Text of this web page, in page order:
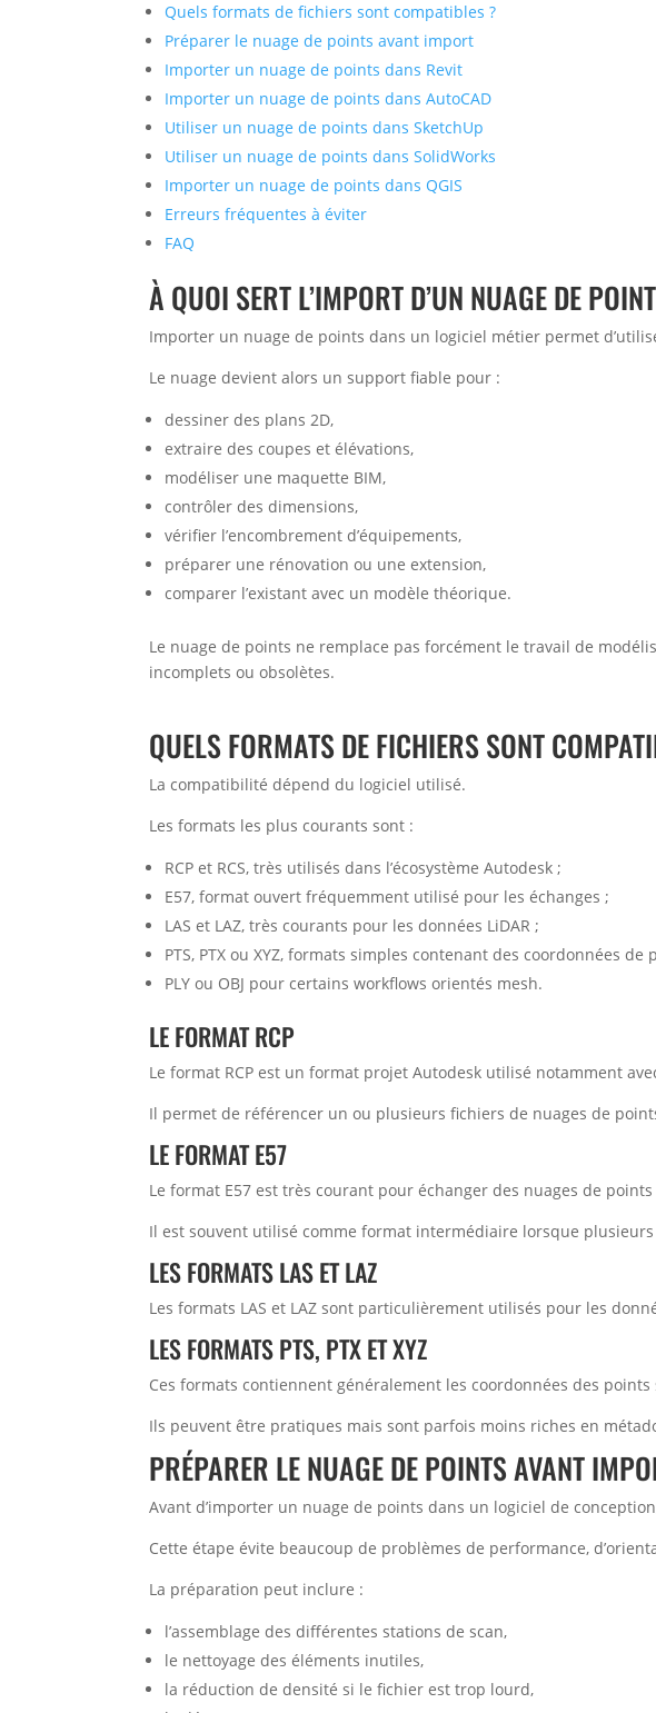
Quels formats de fichiers sont compatibles ?
Préparer le nuage de points avant import
Importer un nuage de points dans Revit
Importer un nuage de points dans AutoCAD
Utiliser un nuage de points dans SketchUp
Utiliser un nuage de points dans SolidWorks
Importer un nuage de points dans QGIS
Erreurs fréquentes à éviter
FAQ
À QUOI SERT L’IMPORT D’UN NUAGE DE
Importer un nuage de points dans un logiciel métier permet
Le nuage devient alors un support fiable pour :
dessiner des plans 2D,
extraire des coupes et élévations,
modéliser une maquette BIM,
contrôler des dimensions,
vérifier l’encombrement d’équipements,
préparer une rénovation ou une extension,
comparer l’existant avec un modèle théorique.
Le nuage de points ne remplace pas forcément le travail de
incomplets ou obsolètes.
QUELS FORMATS DE FICHIERS SONT
La compatibilité dépend du logiciel utilisé.
Les formats les plus courants sont :
RCP et RCS, très utilisés dans l’écosystème Autodesk ;
E57, format ouvert fréquemment utilisé pour les échanges ;
LAS et LAZ, très courants pour les données LiDAR ;
PTS, PTX ou XYZ, formats simples contenant des coordonnées de
PLY ou OBJ pour certains workflows orientés mesh.
LE FORMAT RCP
Le format RCP est un format projet Autodesk utilisé notamment
Il permet de référencer un ou plusieurs fichiers de nuages de
LE FORMAT E57
Le format E57 est très courant pour échanger des nuages de
Il est souvent utilisé comme format intermédiaire lorsque
LES FORMATS LAS ET LAZ
Les formats LAS et LAZ sont particulièrement utilisés pour les
LES FORMATS PTS, PTX ET XYZ
Ces formats contiennent généralement les coordonnées des
Ils peuvent être pratiques mais sont parfois moins riches en
PRÉPARER LE NUAGE DE POINTS AVANT
Avant d’importer un nuage de points dans un logiciel de
Cette étape évite beaucoup de problèmes de performance,
La préparation peut inclure :
l’assemblage des différentes stations de scan,
le nettoyage des éléments inutiles,
la réduction de densité si le fichier est trop lourd,